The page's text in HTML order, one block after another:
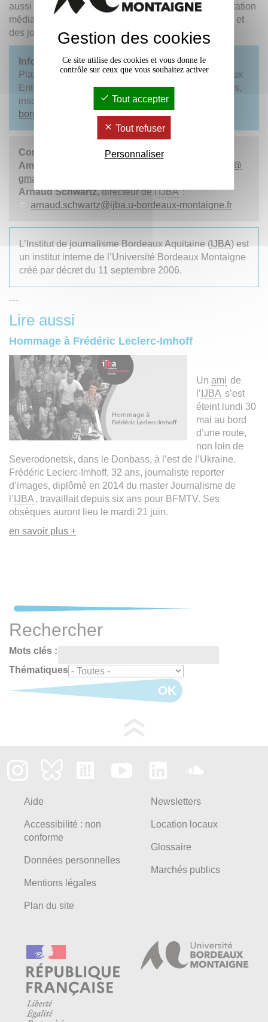
aussi des universitaires spécialisés dans la représentation
médiatique de ces catégories socio-professionnelles, et
des journalistes en activité.
Infos pratiques
Plateau TV de l’IJBA: 1 rue Jacques Ellul, Bordeaux
Entrée gratuite dans la limite des places disponibles,
inscription obligatoire à :
journalisme
bordeaux-montaigne.fr
Contacts
Amandine Sanial
@
gmail.com
Arnaud Schwartz, directeur de l'IJBA:
arnaud.schwartz@ijba.u-bordeaux-montaigne.fr
L’Institut de journalisme Bordeaux Aquitaine (IJBA) est
un institut interne de l’Université Bordeaux Montaigne
créé par décret du 11 septembre 2006.
---
Lire aussi
Hommage à Frédéric Leclerc-Imhoff
Un ami de
l’ IJBA s’est
éteint lundi 30
mai au bord
d’une route,
non loin de
Severodonetsk, dans le Donbass, à l’est de l’Ukraine.
Frédéric Leclerc-Imhoff, 32 ans, journaliste reporter
d’images, diplômé en 2014 du master Journalisme de
l’ IJBA , travaillait depuis six ans pour BFMTV. Ses
obsèques auront lieu le mardi 21 juin.
en savoir plus +
Rechercher
Mots clés :
Thématiques
OK
Aide
Accessibilité : non
conforme
Données personnelles
Mentions légales
Plan du site
Newsletters
Location locaux
Glossaire
Marchés publics
Gestion des cookies
Ce site utilise des cookies et vous donne le
contrôle sur ceux que vous souhaitez activer
Tout accepter
Tout refuser
Personnaliser